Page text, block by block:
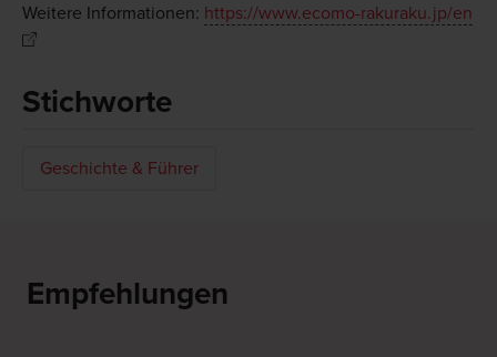
Weitere Informationen: https://www.ecomo-rakuraku.jp/en
Stichworte
Geschichte & Führer
Empfehlungen